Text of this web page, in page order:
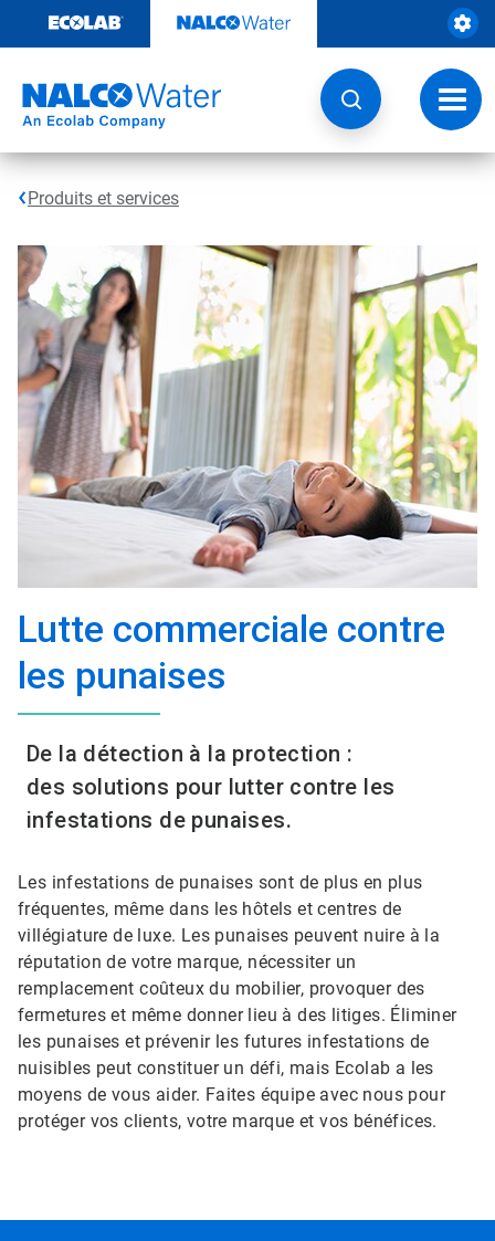
contenu​​​​​​​
à
Produits et services
Lutte commerciale contre
les punaises
De la détection à la protection :
des solutions pour lutter contre les
infestations de punaises.
Les infestations de punaises sont de plus en plus
fréquentes, même dans les hôtels et centres de
villégiature de luxe. Les punaises peuvent nuire à la
réputation de votre marque, nécessiter un
remplacement coûteux du mobilier, provoquer des
fermetures et même donner lieu à des litiges.​​​​​​​ Éliminer
les punaises et prévenir les futures infestations de
nuisibles peut constituer un défi, mais Ecolab a les
moyens de vous aider. Faites équipe avec nous pour
protéger vos clients, votre marque et vos bénéfices.​​​​​​​